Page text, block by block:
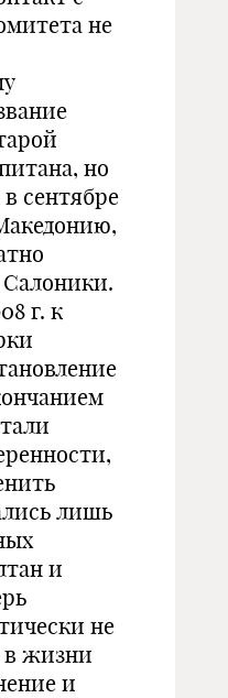
не
но
сентябре
г. к
лишь
и
не
в жизни
и